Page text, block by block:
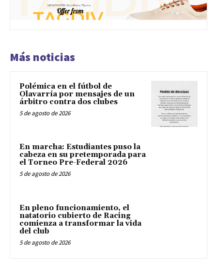
Más noticias
Polémica en el fútbol de
Olavarría por mensajes de un
árbitro contra dos clubes
5 de agosto de 2026
En marcha: Estudiantes puso la
cabeza en su pretemporada para
el Torneo Pre-Federal 2026
5 de agosto de 2026
En pleno funcionamiento, el
natatorio cubierto de Racing
comienza a transformar la vida
del club
5 de agosto de 2026